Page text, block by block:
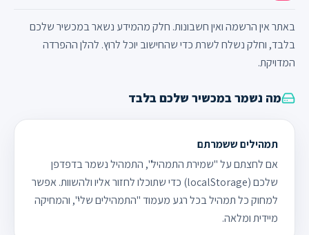
באתר אין הרשמה ואין חשבונות. חלק מהמידע נשאר במכשיר שלכם
בלבד, וחלק נשלח לשרת כדי שהחישוב יוכל לרוץ. להלן ההפרדה
המדויקת.
מה נשמר במכשיר שלכם בלבד
תמהילים ששמרתם
אם לחצתם על "שמירת התמהיל", התמהיל נשמר בדפדפן
שלכם (localStorage) כדי שתוכלו לחזור אליו ולהשוות. אפשר
למחוק כל תמהיל בכל רגע מעמוד "התמהילים שלי", והמחיקה
מיידית ומלאה.